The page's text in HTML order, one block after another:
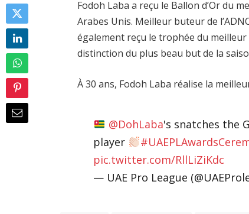
Fodoh Laba a reçu le Ballon d’Or du
Arabes Unis. Meilleur buteur de
également reçu le trophée du
distinction du plus beau but de la
À 30 ans, Fodoh Laba réalise la
@DohLaba's snatches the
player
pic.twitter.com/RllLiZiKdc
— UAE Pro League